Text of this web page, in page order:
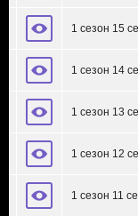
1 сезон 15
1 сезон 14
1 сезон 13
1 сезон 12
1 сезон 11